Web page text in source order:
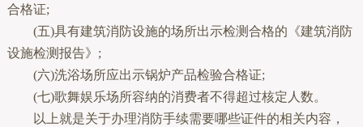
合格证;
(五)具有建筑消防设施的场所出示检测合格的《建筑消防
设施检测报告》;
(六)洗浴场所应出示锅炉产品检验合格证;
(七)歌舞娱乐场所容纳的消费者不得超过核定人数。
以上就是关于办理消防手续需要哪些证件的相关内容，